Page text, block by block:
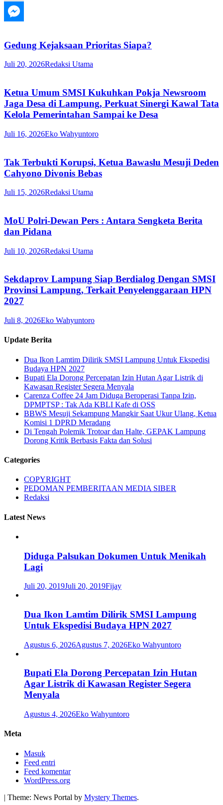
Gedung Kejaksaan Prioritas Siapa?
Juli 20, 2026Redaksi Utama
Ketua Umum SMSI Kukuhkan Pokja Newsroom
Jaga Desa di Lampung, Perkuat Sinergi Kawal Tata
Kelola Pemerintahan Sampai ke Desa
Juli 16, 2026Eko Wahyuntoro
Tak Terbukti Korupsi, Ketua Bawaslu Mesuji Deden
Cahyono Divonis Bebas
Juli 15, 2026Redaksi Utama
MoU Polri-Dewan Pers : Antara Sengketa Berita
dan Pidana
Juli 10, 2026Redaksi Utama
Sekdaprov Lampung Siap Berdialog Dengan SMSI
Provinsi Lampung, Terkait Penyelenggaraan HPN
2027
Juli 8, 2026Eko Wahyuntoro
Update Berita
Dua Ikon Lamtim Dilirik SMSI Lampung Untuk Ekspedisi
Budaya HPN 2027
Bupati Ela Dorong Percepatan Izin Hutan Agar Listrik di
Kawasan Register Segera Menyala
Carenza Coffee 24 Jam Diduga Beroperasi Tanpa Izin,
DPMPTSP : Tak Ada KBLI Kafe di OSS
BBWS Mesuji Sekampung Mangkir Saat Ukur Ulang, Ketua
Komisi 1 DPRD Meradang
Di Tengah Polemik Trotoar dan Halte, GEPAK Lampung
Dorong Kritik Berbasis Fakta dan Solusi
Categories
COPYRIGHT
PEDOMAN PEMBERITAAN MEDIA SIBER
Redaksi
Latest News
Diduga Palsukan Dokumen Untuk Menikah
Lagi
Juli 20, 2019Juli 20, 2019Fijay
Dua Ikon Lamtim Dilirik SMSI Lampung
Untuk Ekspedisi Budaya HPN 2027
Agustus 6, 2026Agustus 7, 2026Eko Wahyuntoro
Bupati Ela Dorong Percepatan Izin Hutan
Agar Listrik di Kawasan Register Segera
Menyala
Agustus 4, 2026Eko Wahyuntoro
Meta
Masuk
Feed entri
Feed komentar
WordPress.org
| Theme: News Portal by Mystery Themes.